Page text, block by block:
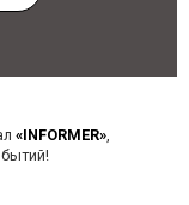
«INFORMER»,